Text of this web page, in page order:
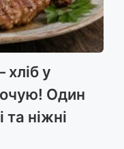
хліб у
Один
ніжні